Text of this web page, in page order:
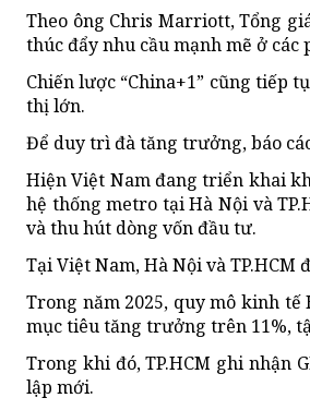
Theo ông Chris Marriott, Tổng
thúc đẩy nhu cầu mạnh mẽ ở
Chiến lược “China+1” cũng tiếp
thị lớn.
Để duy trì đà tăng trưởng, báo
Hiện Việt Nam đang triển khai
hệ thống metro tại Hà Nội và
và thu hút dòng vốn đầu tư.
Tại Việt Nam, Hà Nội và
Trong năm 2025, quy mô kinh tế
mục tiêu tăng trưởng trên 11%,
Trong khi đó, TP.HCM ghi nhận
lập mới.